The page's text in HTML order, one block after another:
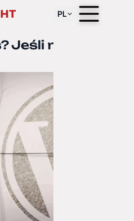
PL
Jeśli nie, to co?